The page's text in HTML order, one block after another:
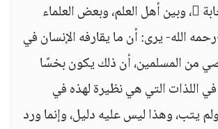
اتفاق بين الصحابة ، وبين أهل العلم، وبعض العلماء
الله- يرى: أن ما يقارفه الإنسان في
من المسلمين، أن ذلك يكون بخسًا
اللذات التي هي نظيرة لهذه في
يتب، وهذا ليس عليه دليل، وإنما ورد